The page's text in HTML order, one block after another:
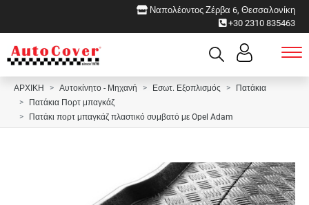
Ναπολέοντος Ζέρβα 6, Θεσσαλονίκη
+30 2310 835463
ΑΡΧΙΚΗ Αυτοκίνητο - Μηχανή Εσωτ. Εξοπλισμός
Πατάκια
Πατάκια Πορτ μπαγκάζ
Πατάκι πορτ μπαγκάζ πλαστικό συμβατό με Opel Adam